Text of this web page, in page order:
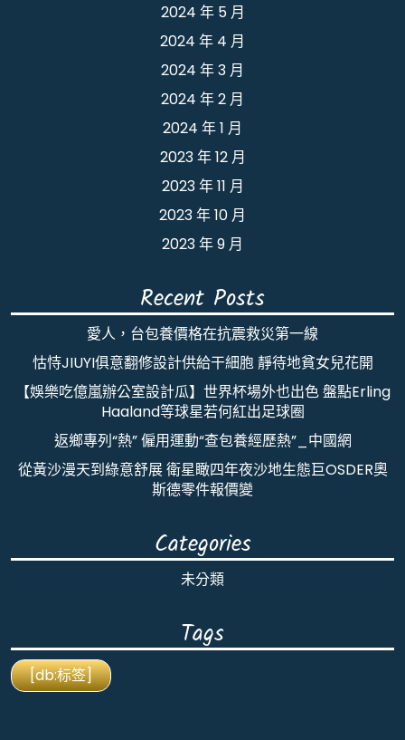
2024 年 5 月
2024 年 4 月
2024 年 3 月
2024 年 2 月
2024 年 1 月
2023 年 12 月
2023 年 11 月
2023 年 10 月
2023 年 9 月
Recent Posts
愛人，台包養價格在抗震救災第一線
怙恃JIUYI俱意翻修設計供給干細胞 靜待地貧女兒花開
【娛樂吃億嵐辦公室設計瓜】世界杯場外也出色 盤點Erling
Haaland等球星若何紅出足球圈
返鄉專列“熱” 僱用運動“查包養經歷熱”_中國網
從黃沙漫天到綠意舒展 衛星瞰四年夜沙地生態巨OSDER奧
斯德零件報價變
Categories
未分類
Tags
[db:标签]